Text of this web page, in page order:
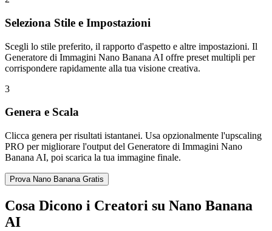
Seleziona Stile e Impostazioni
Scegli lo stile preferito, il rapporto d'aspetto e altre impostazioni. Il
Generatore di Immagini Nano Banana AI offre preset multipli per
corrispondere rapidamente alla tua visione creativa.
3
Genera e Scala
Clicca genera per risultati istantanei. Usa opzionalmente l'upscaling
PRO per migliorare l'output del Generatore di Immagini Nano
Banana AI, poi scarica la tua immagine finale.
Prova Nano Banana Gratis
Cosa Dicono i Creatori su Nano Banana
AI